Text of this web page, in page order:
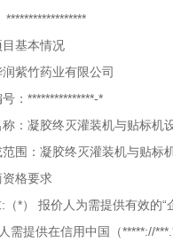
******************
基本情况
紫竹药业有限公司
：***************-*
：凝胶终灭灌装机与贴标机
围：凝胶终灭灌装机与贴标
资格要求
*） 报价人为需提供有效的“
需提供在信用中国（*****://